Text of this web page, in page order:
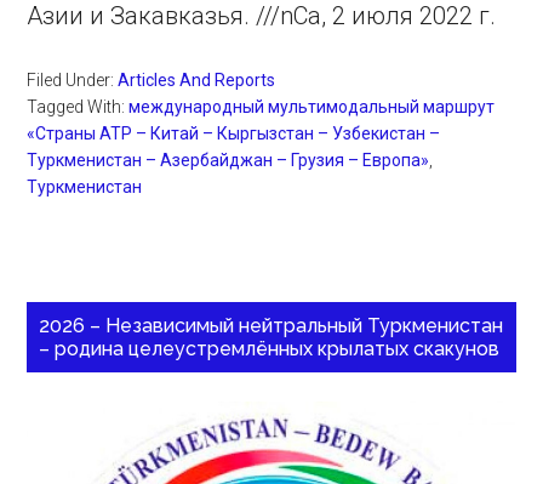
Азии и Закавказья. ///nCa, 2 июля 2022 г.
Filed Under:Articles And Reports
Tagged With:международный мультимодальный маршрут
«Страны АТР – Китай – Кыргызстан – Узбекистан –
Туркменистан – Азербайджан – Грузия – Европа»,
Туркменистан
2026 – Независимый нейтральный Туркменистан
– родина целеустремлённых крылатых скакунов